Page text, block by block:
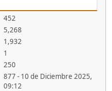
452
5,268
1,932
1
250
877 - 10 de Diciembre 2025,
09:12